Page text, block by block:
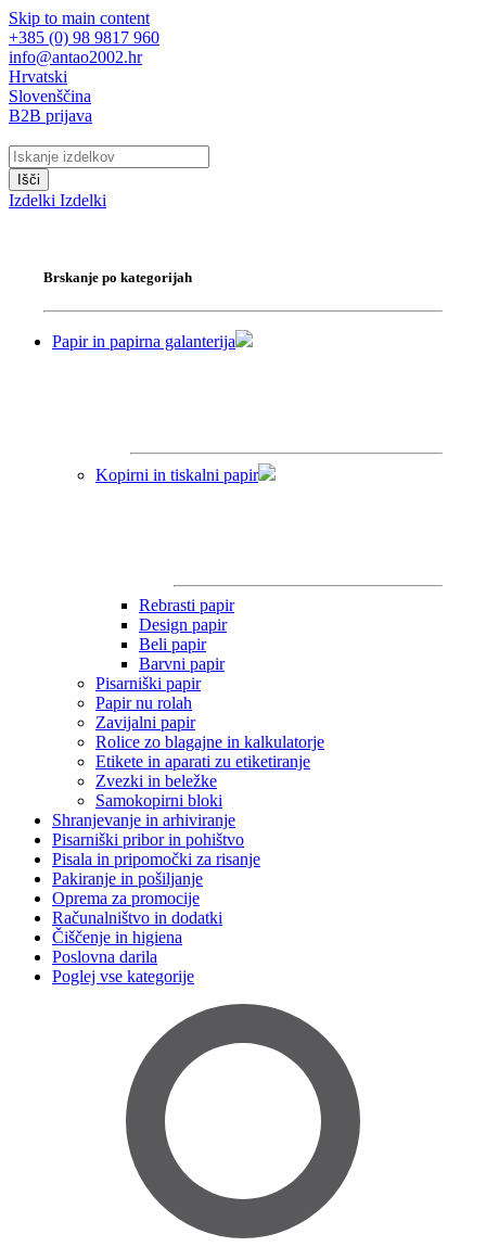
Skip to main content
+385 (0) 98 9817 960
info@antao2002.hr
Hrvatski
Slovenščina
B2B prijava
Išči
Izdelki Izdelki
Brskanje po kategorijah
Papir in papirna galanterija
Kopirni in tiskalni papir
Rebrasti papir
Design papir
Beli papir
Barvni papir
Pisarniški papir
Papir nu rolah
Zavijalni papir
Rolice zo blagajne in kalkulatorje
Etikete in aparati zu etiketiranje
Zvezki in beležke
Samokopirni bloki
Shranjevanje in arhiviranje
Pisarniški pribor in pohištvo
Pisala in pripomočki za risanje
Pakiranje in pošiljanje
Oprema za promocije
Računalništvo in dodatki
Čiščenje in higiena
Poslovna darila
Poglej vse kategorije